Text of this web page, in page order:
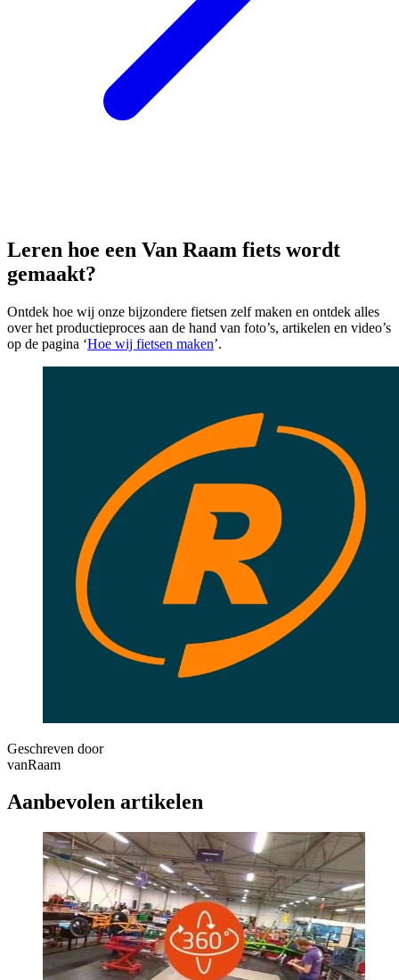
Leren hoe een Van Raam fiets wordt
gemaakt?
Ontdek hoe wij onze bijzondere fietsen zelf maken en ontdek alles
over het productieproces aan de hand van foto’s, artikelen en video’s
op de pagina ‘Hoe wij fietsen maken’.
Geschreven door
vanRaam
Aanbevolen artikelen